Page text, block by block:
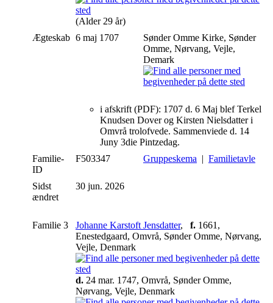
(Alder 29 år)
Ægteskab 6 maj 1707
Sønder Omme Kirke, Sønder
Omme, Nørvang, Vejle,
Demark
i afskrift (PDF): 1707 d. 6 Maj blef Terkel
Knudsen Dover og Kirsten Nielsdatter i
Omvrå trolofvede. Sammenviede d. 14
Juny 3die Pintzedag.
Familie-
ID
F503347 Gruppeskema | Familietavle
Sidst
ændret
30 jun. 2026
Familie 3 Johanne Karstoft Jensdatter, f. 1661,
Enestedgaard, Omvrå, Sønder Omme, Nørvang,
Vejle, Denmark
d. 24 mar. 1747, Omvrå, Sønder Omme,
Nørvang, Vejle, Denmark